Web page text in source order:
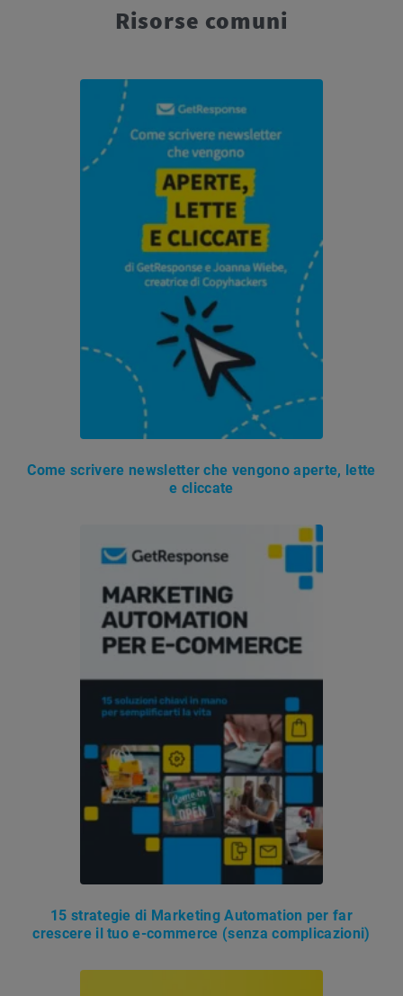
Risorse comuni
Come scrivere newsletter che vengono aperte, lette
e cliccate
15 strategie di Marketing Automation per far
crescere il tuo e-commerce (senza complicazioni)